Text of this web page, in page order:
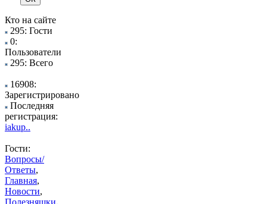
Кто на сайте
295: Гости
0:
Пользователи
295: Всего
16908:
Зарегистрировано
Последняя
регистрация:
iakup..
Гости:
Вопросы/
Ответы,
Главная,
Новости,
Полезняшки,